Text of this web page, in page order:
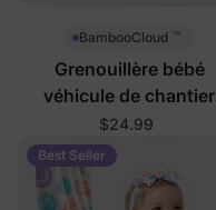
BambooCloud ™
Grenouillère bébé
véhicule de chantier
zippée 2-en-1
$24.99
Best Seller